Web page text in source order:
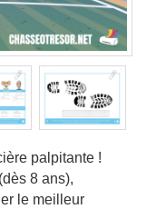
palpitante !
8 ans),
le meilleur